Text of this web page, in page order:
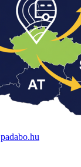
padabo.hu